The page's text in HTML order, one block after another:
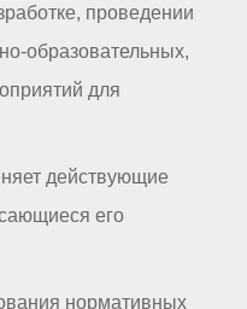
проведении
образовательных,
для
действующие
его
нормативных